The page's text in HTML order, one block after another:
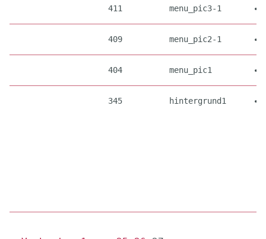
411 menu_pic3-1
409 menu_pic2-1
404 menu_pic1
345 hintergrund1